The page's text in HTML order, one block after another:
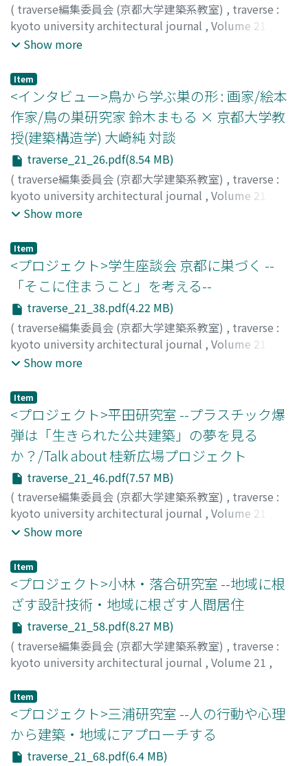
( traverse編集委員会 (京都大学建築系教室) , traverse :
kyoto university architectural journal , Volume 21
2021,pp.16-25
Show more
Item
<インタビュー>鳥から学ぶ巣の形 : 画家/絵本
作家/鳥の巣研究家 鈴木まもる × 京都大学教
授(建築構造学) 大崎純 対談
traverse_21_26.pdf(8.54 MB)
( traverse編集委員会 (京都大学建築系教室) , traverse :
kyoto university architectural journal , Volume 21
2021,pp.26-35
Show more
Item
<プロジェクト>学生座談会 京都に巣づく --
「そこに住まうこと」を考える--
traverse_21_38.pdf(4.22 MB)
( traverse編集委員会 (京都大学建築系教室) , traverse :
kyoto university architectural journal , Volume 21
2021,pp.38-45
Show more
Item
<プロジェクト>平田研究室 --プラスチック爆
弾は「生きられた公共建築」の夢を見る
か？/Talk about 桂新広場プロジェクト
traverse_21_46.pdf(7.57 MB)
( traverse編集委員会 (京都大学建築系教室) , traverse :
kyoto university architectural journal , Volume 21
2021,pp.46-57
Show more
Item
<プロジェクト>小林・落合研究室 --地域に根
ざす設計技術・地域に根ざす人間居住
traverse_21_58.pdf(8.27 MB)
( traverse編集委員会 (京都大学建築系教室) , traverse :
kyoto university architectural journal , Volume 21 ,
小林, 広英
Item
<プロジェクト>三浦研究室 --人の行動や心理
から建築・地域にアプローチする
traverse_21_68.pdf(6.4 MB)